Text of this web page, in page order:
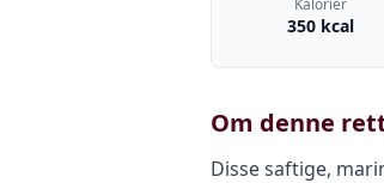
Kalorier
350 kcal
Om denne
Disse saftige,